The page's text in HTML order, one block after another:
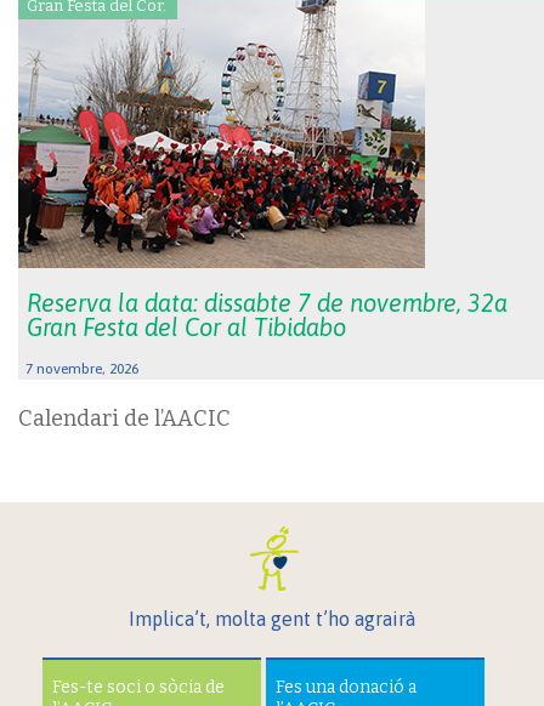
Gran Festa del Cor.
Reserva la data: dissabte 7 de novembre, 32a
Gran Festa del Cor al Tibidabo
7 novembre, 2026
Calendari de l’AACIC
Implica’t, molta gent t’ho agrairà
Fes-te soci o sòcia de
Fes una donació a